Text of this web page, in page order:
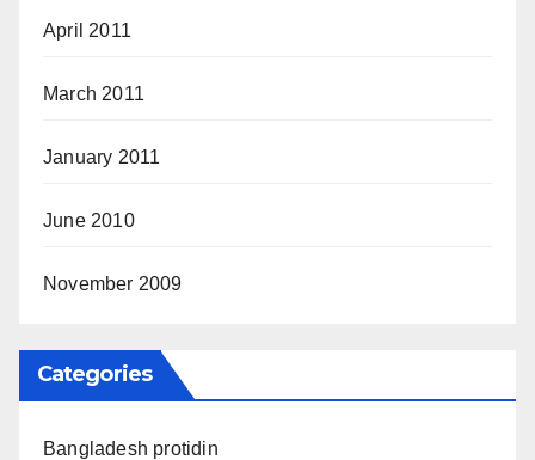
April 2011
March 2011
January 2011
June 2010
November 2009
Categories
Bangladesh protidin